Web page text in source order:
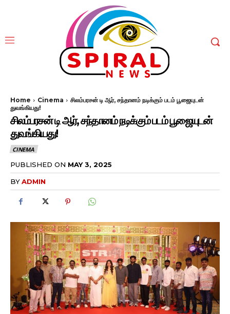
Home Cinema
சிலம்பரசன் டி ஆர், சந்தானம் நடிக்கும் படம் பூஜையுடன்
துவங்கியது!
சிலம்பரசன் டி ஆர், சந்தானம் நடிக்கும் படம் பூஜையுடன்
துவங்கியது!
CINEMA
PUBLISHED ON MAY 3, 2025
BYADMIN